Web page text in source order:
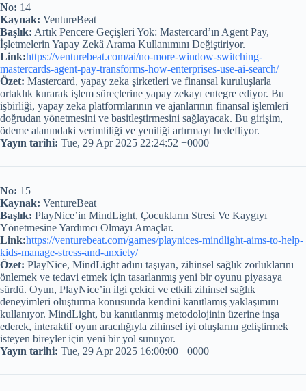
No: 14
Kaynak: VentureBeat
Başlık: Artık Pencere Geçişleri Yok: Mastercard’ın Agent Pay,
İşletmelerin Yapay Zekâ Arama Kullanımını Değiştiriyor.
Link:https://venturebeat.com/ai/no-more-window-switching-
mastercards-agent-pay-transforms-how-enterprises-use-ai-search/
Özet: Mastercard, yapay zeka şirketleri ve finansal kuruluşlarla
ortaklık kurarak işlem süreçlerine yapay zekayı entegre ediyor. Bu
işbirliği, yapay zeka platformlarının ve ajanlarının finansal işlemleri
doğrudan yönetmesini ve basitleştirmesini sağlayacak. Bu girişim,
ödeme alanındaki verimliliği ve yeniliği artırmayı hedefliyor.
Yayın tarihi: Tue, 29 Apr 2025 22:24:52 +0000
No: 15
Kaynak: VentureBeat
Başlık: PlayNice’in MindLight, Çocukların Stresi Ve Kaygıyı
Yönetmesine Yardımcı Olmayı Amaçlar.
Link:https://venturebeat.com/games/playnices-mindlight-aims-to-help-
kids-manage-stress-and-anxiety/
Özet: PlayNice, MindLight adını taşıyan, zihinsel sağlık zorluklarını
önlemek ve tedavi etmek için tasarlanmış yeni bir oyunu piyasaya
sürdü. Oyun, PlayNice’in ilgi çekici ve etkili zihinsel sağlık
deneyimleri oluşturma konusunda kendini kanıtlamış yaklaşımını
kullanıyor. MindLight, bu kanıtlanmış metodolojinin üzerine inşa
ederek, interaktif oyun aracılığıyla zihinsel iyi oluşlarını geliştirmek
isteyen bireyler için yeni bir yol sunuyor.
Yayın tarihi: Tue, 29 Apr 2025 16:00:00 +0000